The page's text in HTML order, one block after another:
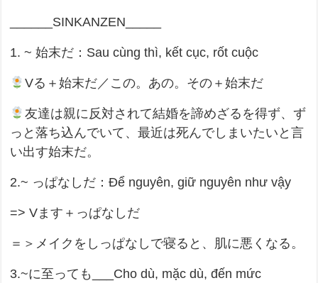
______SINKANZEN_____
1. ~ 始末だ：Sau cùng thì, kết cục, rốt cuộc
Vる＋始末だ／この。あの。その＋始末だ
友達は親に反対されて結婚を諦めざるを得ず、ず
っと落ち込んでいて、最近は死んでしまいたいと言
い出す始末だ。
2.~ っぱなしだ：Để nguyên, giữ nguyên như vậy
=> Vます＋っぱなしだ
＝＞メイクをしっぱなしで寝ると、肌に悪くなる。
3.~に至っても___Cho dù, mặc dù, đến mức